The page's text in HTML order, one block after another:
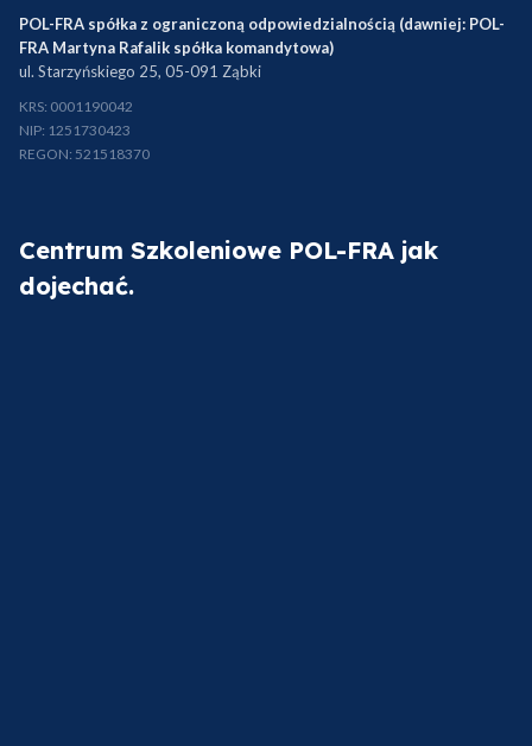
POL-FRA spółka z ograniczoną odpowiedzialnością (dawniej: POL-
FRA Martyna Rafalik spółka komandytowa)
ul. Starzyńskiego 25, 05-091 Ząbki
KRS: 0001190042
NIP: 1251730423
REGON: 521518370
Centrum Szkoleniowe POL-FRA jak
dojechać.